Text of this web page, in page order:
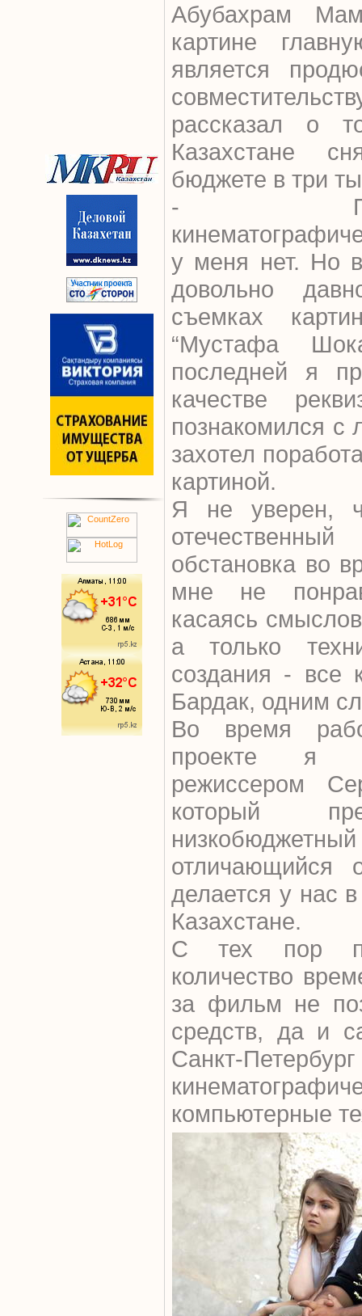
Абубахрам
картине
является
рассказал о
Казахстане
бюджете в три
-
у меня нет. Но
довольно
съемках
“Мустафа
последней я
качестве
познакомился с
захотел
картиной.
Я не уверен,
обстановка во
мне не
касаясь
а только
создания - все
Бардак, одним
Во время
проекте я
режиссером
который
отличающийся
делается у нас
Казахстане.
С тех пор
количество
за фильм не
средств, да и
Санкт-
компьютерные